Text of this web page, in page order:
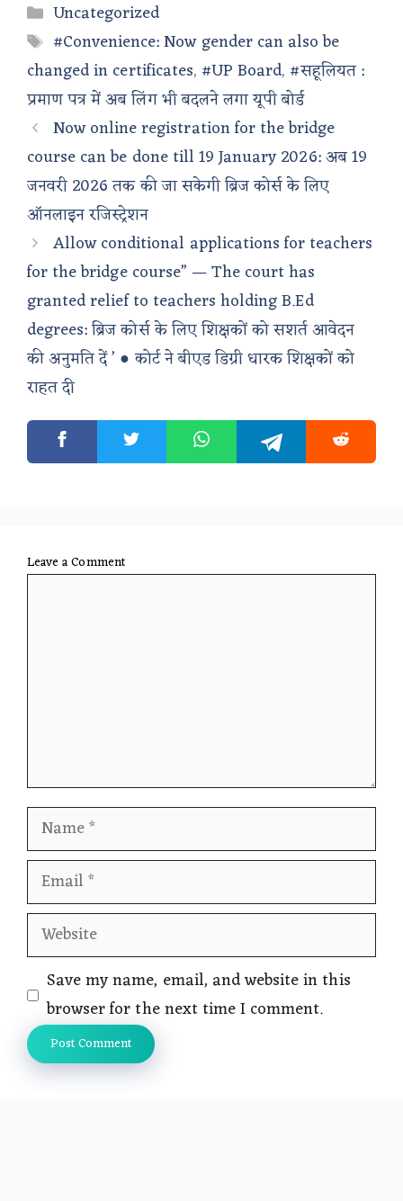
Categories
Uncategorized
Tags
#Convenience: Now gender can also be
changed in certificates, #UP Board, #सहूलियत :
प्रमाण पत्र में अब लिंग भी बदलने लगा यूपी बोर्ड
Now online registration for the bridge
course can be done till 19 January 2026: अब 19
जनवरी 2026 तक की जा सकेगी ब्रिज कोर्स के लिए
ऑनलाइन रजिस्ट्रेशन
Allow conditional applications for teachers
for the bridge course” — The court has
granted relief to teachers holding B.Ed
degrees: ब्रिज कोर्स के लिए शिक्षकों को सशर्त आवेदन
की अनुमति दें ’ ● कोर्ट ने बीएड डिग्री धारक शिक्षकों को
राहत दी
Leave a Comment
Name
Email
Website
Save my name, email, and website in this
browser for the next time I comment.